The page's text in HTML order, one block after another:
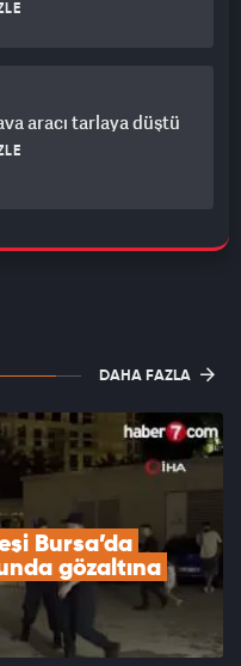
aracı tarlaya düştü
DAHA FAZLA
Bursa’da
gözaltına